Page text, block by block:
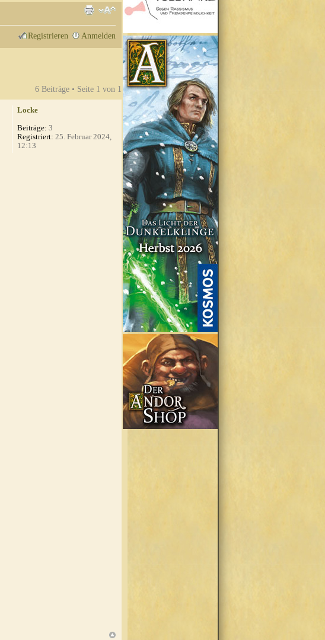
Registrieren Anmelden
6 Beiträge • Seite 1 von 1
Locke
Beiträge: 3
Registriert: 25. Februar 2024,
12:13